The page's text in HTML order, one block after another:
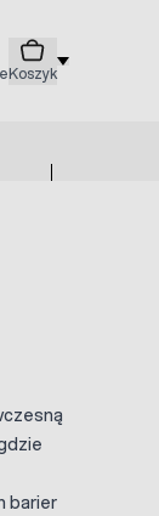
Koszyk
barier